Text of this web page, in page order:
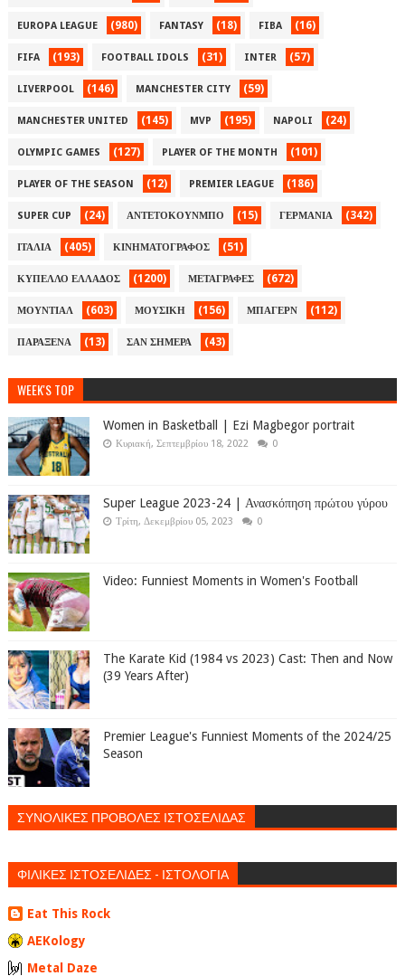
EUROPA LEAGUE (980) FANTASY (18) FIBA (16)
FIFA (193) FOOTBALL IDOLS (31) INTER (57)
LIVERPOOL (146) MANCHESTER CITY (59)
MANCHESTER UNITED (145) MVP (195) NAPOLI (24)
OLYMPIC GAMES (127) PLAYER OF THE MONTH (101)
PLAYER OF THE SEASON (12) PREMIER LEAGUE (186)
SUPER CUP (24) ΑΝΤΕΤΟΚΟΥΝΜΠΟ (15) ΓΕΡΜΑΝΙΑ (342)
ΙΤΑΛΙΑ (405) ΚΙΝΗΜΑΤΟΓΡΑΦΟΣ (51)
ΚΥΠΕΛΛΟ ΕΛΛΑΔΟΣ (1200) ΜΕΤΑΓΡΑΦΕΣ (672)
ΜΟΥΝΤΙΑΛ (603) ΜΟΥΣΙΚΗ (156) ΜΠΑΓΕΡΝ (112)
ΠΑΡΑΞΕΝΑ (13) ΣΑΝ ΣΗΜΕΡΑ (43)
WEEK'S TOP
Women in Basketball | Ezi Magbegor portrait
Κυριακή, Σεπτεμβρίου 18, 2022 0
Super League 2023-24 | Ανασκόπηση πρώτου γύρου
Τρίτη, Δεκεμβρίου 05, 2023 0
Video: Funniest Moments in Women's Football
The Karate Kid (1984 vs 2023) Cast: Then and Now
(39 Years After)
Premier League's Funniest Moments of the 2024/25
Season
ΣΥΝΟΛΙΚΕΣ ΠΡΟΒΟΛΕΣ ΙΣΤΟΣΕΛΙΔΑΣ
ΦΙΛΙΚΕΣ ΙΣΤΟΣΕΛΙΔΕΣ - ΙΣΤΟΛΟΓΙΑ
Eat This Rock
AEKology
Metal Daze